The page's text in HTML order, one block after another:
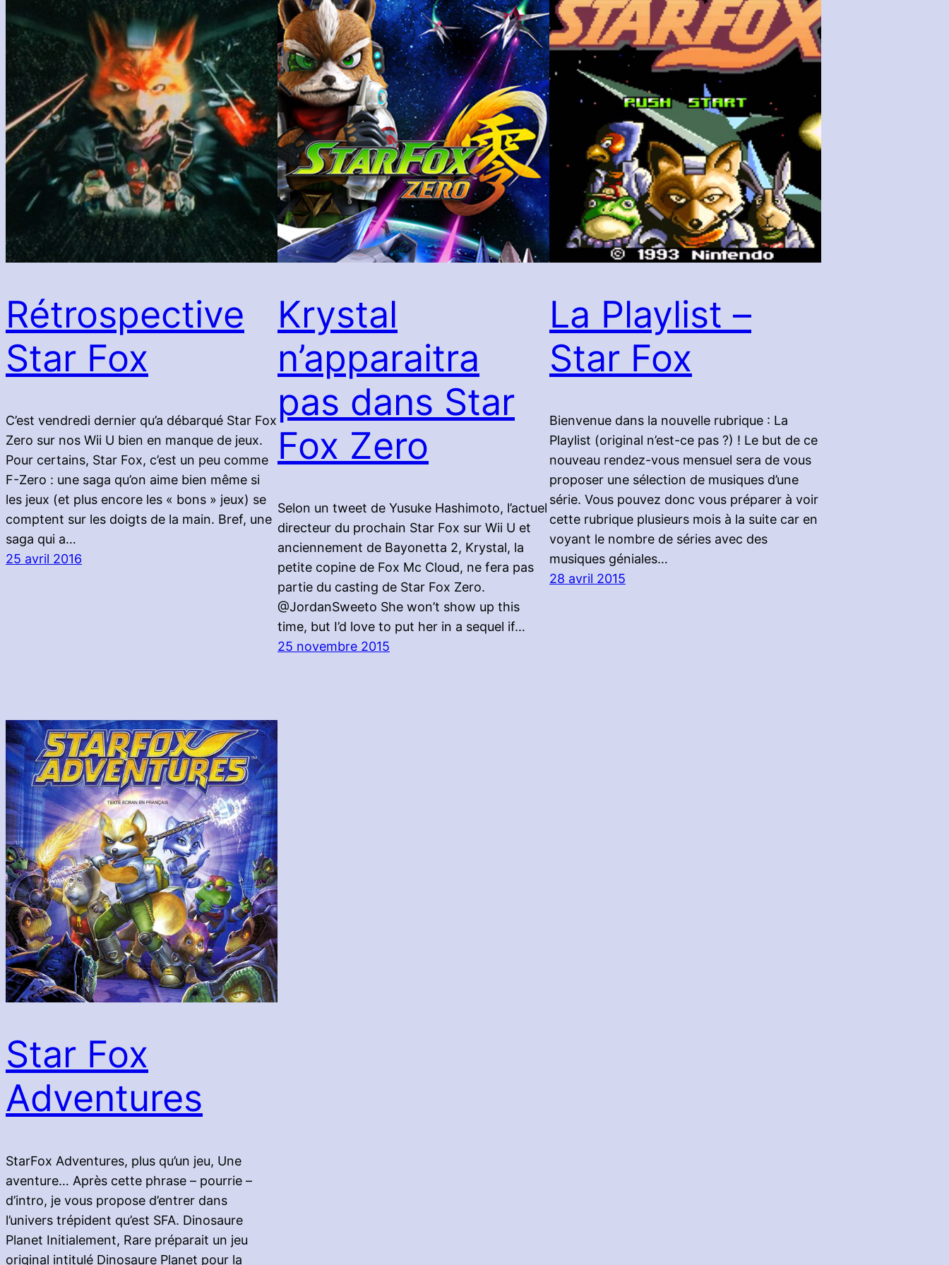
Rétrospective
Star Fox
C’est vendredi dernier qu’a débarqué Star Fox
Zero sur nos Wii U bien en manque de jeux.
Pour certains, Star Fox, c’est un peu comme
F-Zero : une saga qu’on aime bien même si
les jeux (et plus encore les « bons » jeux) se
comptent sur les doigts de la main. Bref, une
saga qui a…
25 avril 2016
Krystal
n’apparaitra
pas dans Star
Fox Zero
Selon un tweet de Yusuke Hashimoto, l’actuel
directeur du prochain Star Fox sur Wii U et
anciennement de Bayonetta 2, Krystal, la
petite copine de Fox Mc Cloud, ne fera pas
partie du casting de Star Fox Zero.
@JordanSweeto She won’t show up this
time, but I’d love to put her in a sequel if…
25 novembre 2015
La Playlist –
Star Fox
Bienvenue dans la nouvelle rubrique : La
Playlist (original n’est-ce pas ?) ! Le but de ce
nouveau rendez-vous mensuel sera de vous
proposer une sélection de musiques d’une
série. Vous pouvez donc vous préparer à voir
cette rubrique plusieurs mois à la suite car en
voyant le nombre de séries avec des
musiques géniales…
28 avril 2015
Star Fox
Adventures
StarFox Adventures, plus qu’un jeu, Une
aventure… Après cette phrase – pourrie –
d’intro, je vous propose d’entrer dans
l’univers trépident qu’est SFA. Dinosaure
Planet Initialement, Rare préparait un jeu
original intitulé Dinosaure Planet pour la